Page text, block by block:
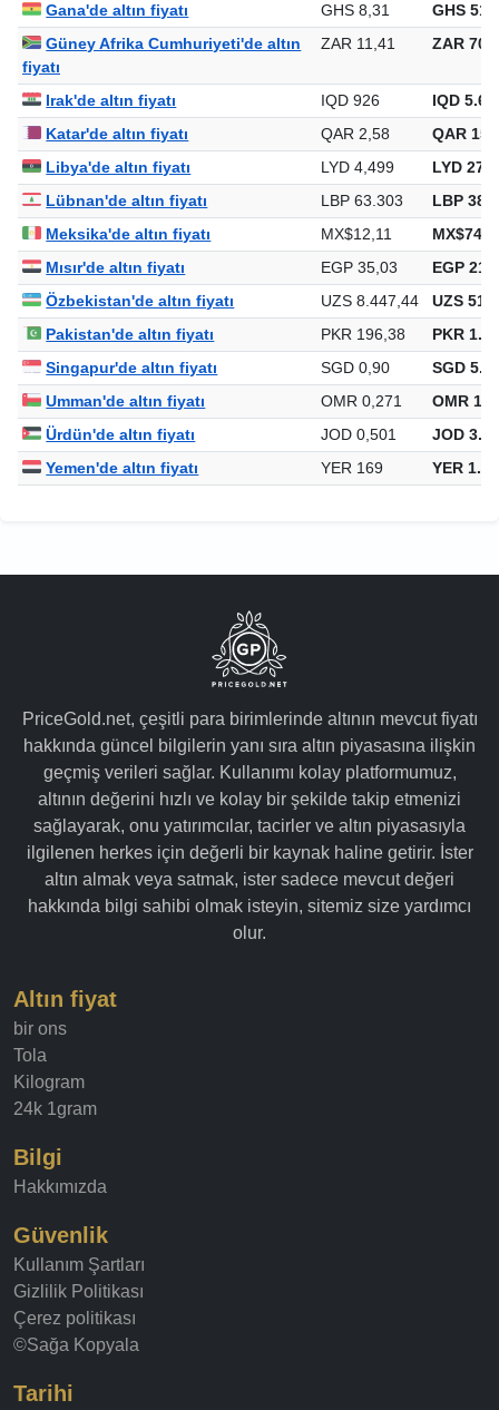
Gana'de altın fiyatı
GHS 8,31
GHS
Güney Afrika Cumhuriyeti'de altın
fiyatı
ZAR 11,41 ZAR
Irak'de altın fiyatı IQD 926
IQD
Katar'de altın fiyatı
QAR 2,58
QAR
Libya'de altın fiyatı
LYD 4,499
LYD
Lübnan'de altın fiyatı
LBP 63.303
LBP
Meksika'de altın fiyatı
MX$12,11
Mısır'de altın fiyatı
EGP 35,03
EGP
Özbekistan'de altın fiyatı
UZS 8.447,44
UZS
Pakistan'de altın fiyatı
PKR 196,38
PKR
Singapur'de altın fiyatı
SGD 0,90
SGD
Umman'de altın fiyatı
OMR 0,271
OMR
Ürdün'de altın fiyatı
JOD 0,501
JOD
Yemen'de altın fiyatı
YER 169 YER
PriceGold.net, çeşitli para birimlerinde altının mevcut fiyatı
hakkında güncel bilgilerin yanı sıra altın piyasasına ilişkin
geçmiş verileri sağlar. Kullanımı kolay platformumuz,
altının değerini hızlı ve kolay bir şekilde takip etmenizi
sağlayarak, onu yatırımcılar, tacirler ve altın piyasasıyla
ilgilenen herkes için değerli bir kaynak haline getirir. İster
altın almak veya satmak, ister sadece mevcut değeri
hakkında bilgi sahibi olmak isteyin, sitemiz size yardımcı
olur.
Altın fiyat
bir ons
Tola
Kilogram
24k 1gram
Bilgi
Hakkımızda
Güvenlik
Kullanım Şartları
Gizlilik Politikası
Çerez politikası
©Sağa Kopyala
Tarihi